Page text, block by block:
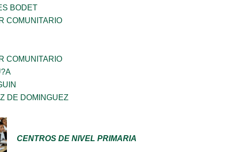
BODET
COMUNITARIO
COMUNITARIO
DE DOMINGUEZ
CENTROS DE NIVEL PRIMARIA